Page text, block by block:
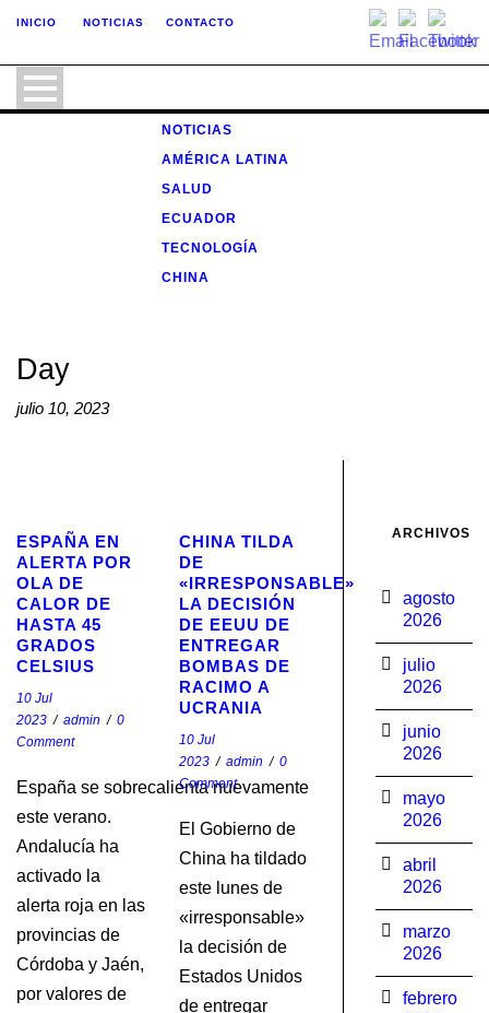
INICIO NOTICIAS CONTACTO
NOTICIAS
AMÉRICA LATINA
SALUD
ECUADOR
TECNOLOGÍA
CHINA
Day
julio 10, 2023
ESPAÑA EN
ALERTA POR
OLA DE
CALOR DE
HASTA 45
GRADOS
CELSIUS
10 Jul
2023 / admin / 0
Comment
España se sobrecalienta nuevamente
este verano.
Andalucía ha
activado la
alerta roja en las
provincias de
Córdoba y Jaén,
por valores de
CHINA TILDA
DE
«IRRESPONSABLE»
LA DECISIÓN
DE EEUU DE
ENTREGAR
BOMBAS DE
RACIMO A
UCRANIA
10 Jul
2023 / admin / 0
Comment
El Gobierno de
China ha tildado
este lunes de
«irresponsable»
la decisión de
Estados Unidos
de entregar
ARCHIVOS
agosto
2026
julio
2026
junio
2026
mayo
2026
abril
2026
marzo
2026
febrero